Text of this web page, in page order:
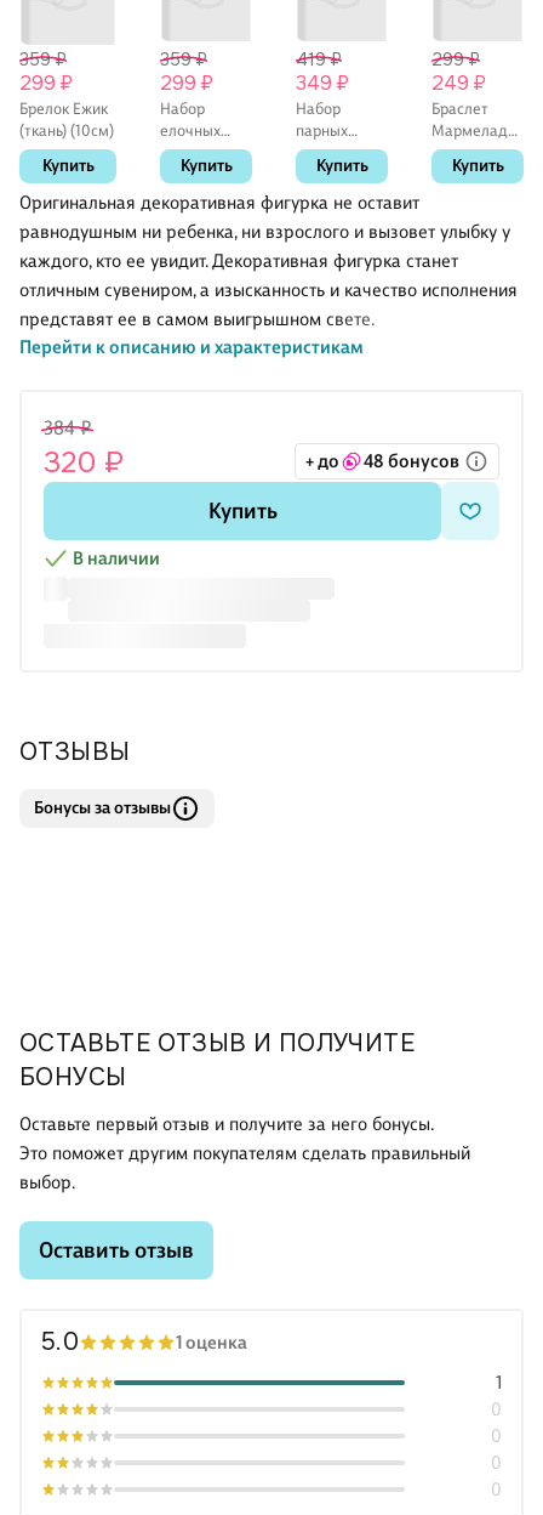
Оригинальная декоративная фигурка не оставит
равнодушным ни ребенка, ни взрослого и вызовет улыбку у
каждого, кто ее увидит. Декоративная фигурка станет
отличным сувениром, а изысканность и качество исполнения
представят ее в самом выигрышном свете.
Перейти к описанию и характеристикам
359 ₽
299 ₽
Брелок Ежик
(ткань) (10см)
Купить
359 ₽
299 ₽
Набор
елочных
шаров НГ
Котики с
шарфом (3
шт)
(пластик) (7,5
см) (ПВХ
Бокс)
Купить
419 ₽
349 ₽
Набор
парных
браслетов с
подвеской
«Котики с
сердечком»,
текстиль,
металл,
Lafilaf
Купить
299 ₽
249 ₽
Браслет
Мармеладные
мишки
(акрил) (12-
Купить
384 ₽
320 ₽ + до 48 бонусов
Купить
В наличии
ОТЗЫВЫ
Бонусы за отзывы
ОСТАВЬТЕ ОТЗЫВ И ПОЛУЧИТЕ
БОНУСЫ
Оставьте первый отзыв и получите за него бонусы.
Это поможет другим покупателям сделать правильный
выбор.
Оставить отзыв
5.0 1 оценка
0
0
0
0
1